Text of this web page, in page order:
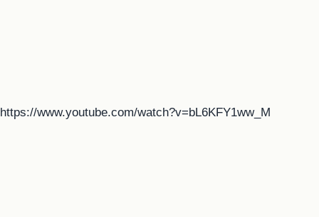
https://www.youtube.com/watch?v=bL6KFY1ww_M